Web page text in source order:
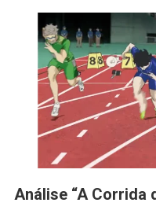
Análise “A Corrida